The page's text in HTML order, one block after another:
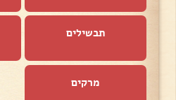
תבשילים
מרקים